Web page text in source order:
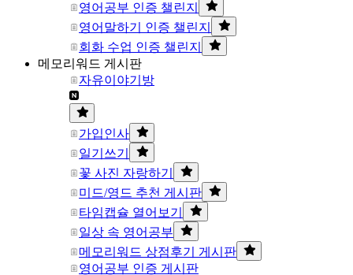
영어공부 인증 챌린지
영어말하기 인증 챌린지
회화 수업 인증 챌린지
메모리워드 게시판
자유이야기방
가입인사
일기쓰기
꽃 사진 자랑하기
미드/영드 추천 게시판
타임캡슐 열어보기
일상 속 영어공부
메모리워드 상점후기 게시판
영어공부 인증 게시판